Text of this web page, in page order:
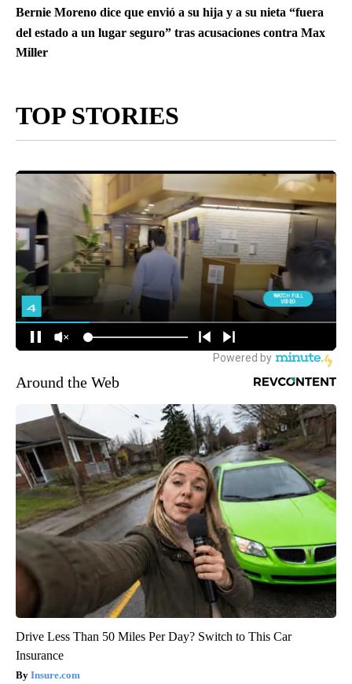
Bernie Moreno dice que envió a su hija y a su nieta “fuera
del estado a un lugar seguro” tras acusaciones contra Max
Miller
TOP STORIES
Around the Web
Drive Less Than 50 Miles Per Day? Switch to This Car
Insurance
Insure.com